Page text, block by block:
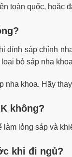
toàn quốc, hoặc
dính sáp chỉnh
bỏ sáp nha
nha khoa. Hãy
không?
lỏng sáp và
khi đi ngủ?